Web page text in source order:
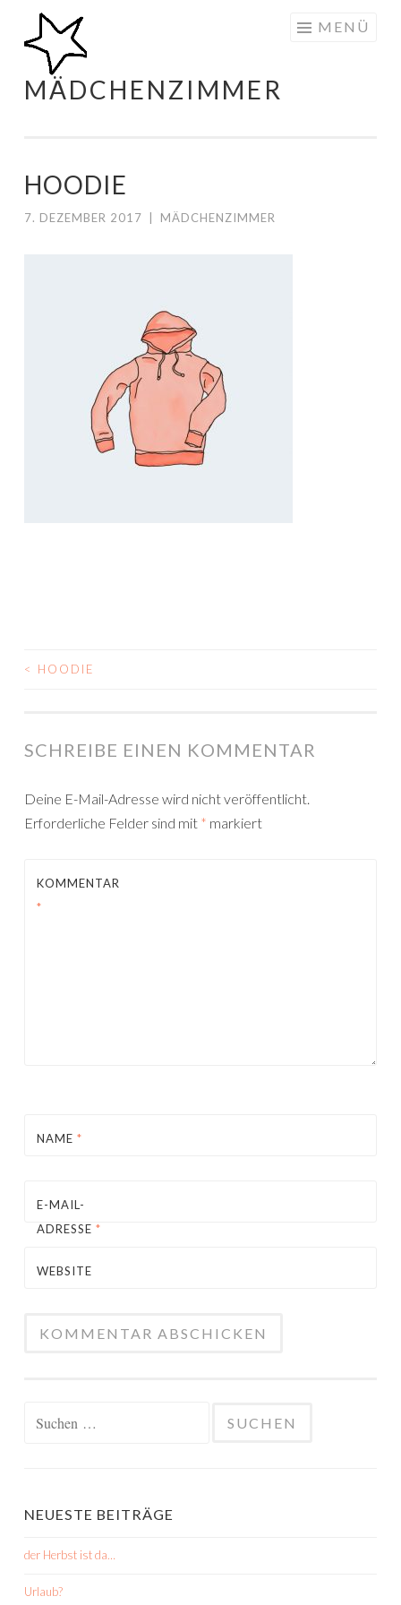
Zum
Inhalt
springen
MÄDCHENZIMMER
MENÜ
HOODIE
7. DEZEMBER 2017 MÄDCHENZIMMER
BEITRAGSNAVIGATION
< HOODIE
SCHREIBE EINEN KOMMENTAR
Deine E-Mail-Adresse wird nicht veröffentlicht.
Erforderliche Felder sind mit * markiert
KOMMENTAR
*
NAME *
E-MAIL-
ADRESSE *
WEBSITE
NEUESTE BEITRÄGE
der Herbst ist da…
Urlaub?